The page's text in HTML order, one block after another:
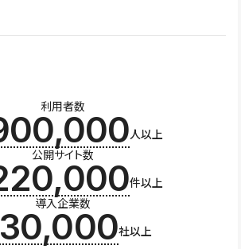
利用者数
人以上
公開サイト数
件以上
導入企業数
30,000社以上